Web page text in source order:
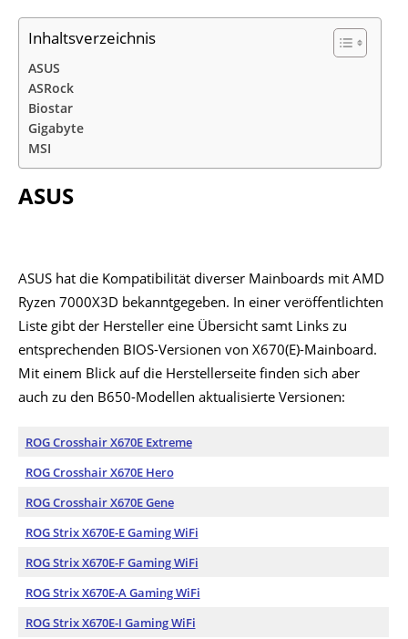
Inhaltsverzeichnis
ASUS
ASRock
Biostar
Gigabyte
MSI
ASUS
ASUS hat die Kompatibilität diverser Mainboards mit AMD
Ryzen 7000X3D bekanntgegeben. In einer veröffentlichten
Liste gibt der Hersteller eine Übersicht samt Links zu
entsprechenden BIOS-Versionen von X670(E)-Mainboard.
Mit einem Blick auf die Herstellerseite finden sich aber
auch zu den B650-Modellen aktualisierte Versionen:
ROG Crosshair X670E Extreme
ROG Crosshair X670E Hero
ROG Crosshair X670E Gene
ROG Strix X670E-E Gaming WiFi
ROG Strix X670E-F Gaming WiFi
ROG Strix X670E-A Gaming WiFi
ROG Strix X670E-I Gaming WiFi